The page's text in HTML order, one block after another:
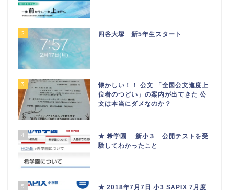
2 四谷大塚 新5年生スタート
3
懐かしい！！ 公文 「全国公文進度上
位者のつどい」の案内が出てきた 公
文は本当にダメなのか？
4
★ 希学園 新小３ 公開テストを受
験してわかったこと
5 ★ 2018年7月7日 小3 SAPIX 7月度